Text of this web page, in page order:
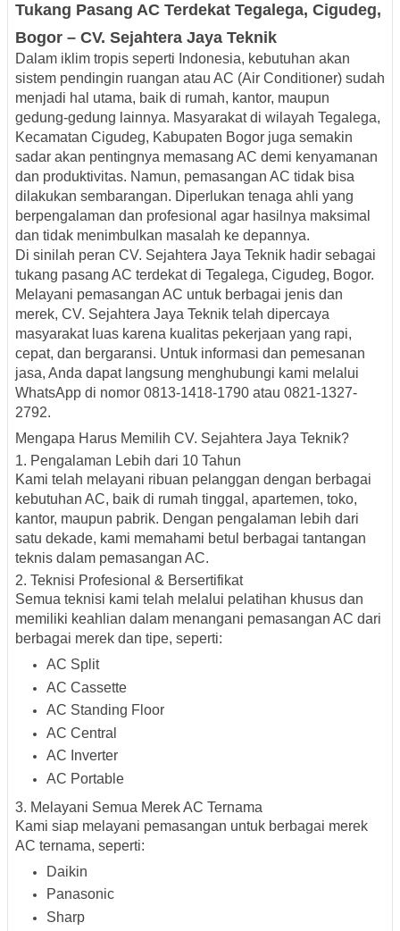
Tukang Pasang AC Terdekat Tegalega, Cigudeg,
Bogor – CV. Sejahtera Jaya Teknik
Dalam iklim tropis seperti Indonesia, kebutuhan akan
sistem pendingin ruangan atau AC (Air Conditioner) sudah
menjadi hal utama, baik di rumah, kantor, maupun
gedung-gedung lainnya. Masyarakat di wilayah Tegalega,
Kecamatan Cigudeg, Kabupaten Bogor juga semakin
sadar akan pentingnya memasang AC demi kenyamanan
dan produktivitas. Namun, pemasangan AC tidak bisa
dilakukan sembarangan. Diperlukan tenaga ahli yang
berpengalaman dan profesional agar hasilnya maksimal
dan tidak menimbulkan masalah ke depannya.
Di sinilah peran CV. Sejahtera Jaya Teknik hadir sebagai
tukang pasang AC terdekat di Tegalega, Cigudeg, Bogor.
Melayani pemasangan AC untuk berbagai jenis dan
merek, CV. Sejahtera Jaya Teknik telah dipercaya
masyarakat luas karena kualitas pekerjaan yang rapi,
cepat, dan bergaransi. Untuk informasi dan pemesanan
jasa, Anda dapat langsung menghubungi kami melalui
WhatsApp di nomor 0813-1418-1790 atau 0821-1327-
2792.
Mengapa Harus Memilih CV. Sejahtera Jaya Teknik?
1. Pengalaman Lebih dari 10 Tahun
Kami telah melayani ribuan pelanggan dengan berbagai
kebutuhan AC, baik di rumah tinggal, apartemen, toko,
kantor, maupun pabrik. Dengan pengalaman lebih dari
satu dekade, kami memahami betul berbagai tantangan
teknis dalam pemasangan AC.
2. Teknisi Profesional & Bersertifikat
Semua teknisi kami telah melalui pelatihan khusus dan
memiliki keahlian dalam menangani pemasangan AC dari
berbagai merek dan tipe, seperti:
AC Split
AC Cassette
AC Standing Floor
AC Central
AC Inverter
AC Portable
3. Melayani Semua Merek AC Ternama
Kami siap melayani pemasangan untuk berbagai merek
AC ternama, seperti:
Daikin
Panasonic
Sharp